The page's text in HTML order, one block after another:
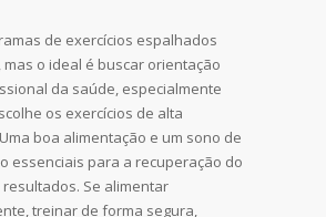
de exercícios espalhados
o ideal é buscar orientação
da saúde, especialmente
os exercícios de alta
boa alimentação e um sono de
essenciais para a recuperação do
Se alimentar
treinar de forma segura,